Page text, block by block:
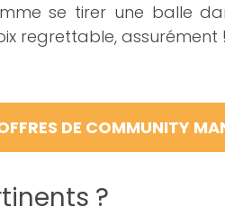
se tirer une balle
regrettable, assurément !
DE COMMUNITY
?